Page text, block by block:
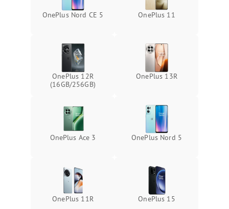
OnePlus Nord CE 5 OnePlus 11
OnePlus 12R
(16GB/256GB)
OnePlus 13R
OnePlus Ace 3 OnePlus Nord 5
OnePlus 11R OnePlus 15